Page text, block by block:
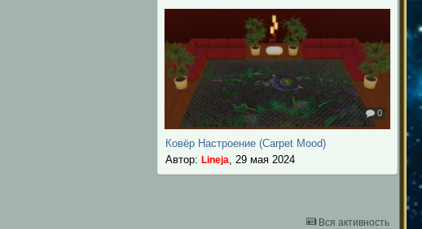
0
Ковёр Настроение (Carpet Mood)
Автор: Lineja 29 мая 2024
Вся активность